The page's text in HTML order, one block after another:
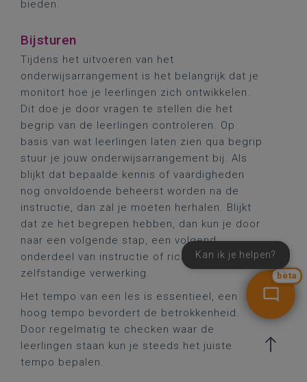
bieden.
Bijsturen
Tijdens het uitvoeren van het
onderwijsarrangement is het belangrijk dat je
monitort hoe je leerlingen zich ontwikkelen.
Dit doe je door vragen te stellen die het
begrip van de leerlingen controleren. Op
basis van wat leerlingen laten zien qua begrip
stuur je jouw onderwijsarrangement bij. Als
blijkt dat bepaalde kennis of vaardigheden
nog onvoldoende beheerst worden na de
instructie, dan zal je moeten herhalen. Blijkt
dat ze het begrepen hebben, dan kun je door
naar een volgende stap, een volgend
onderdeel van instructie of richting
zelfstandige verwerking.
Het tempo van een les is essentieel, een
hoog tempo bevordert de betrokkenheid.
Door regelmatig te checken waar de
leerlingen staan kun je steeds het juiste
tempo bepalen.
bèta
Kan ik je helpen?